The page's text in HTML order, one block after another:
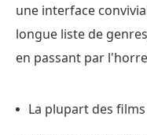
une interface
longue liste de
en passant par
La plupart des